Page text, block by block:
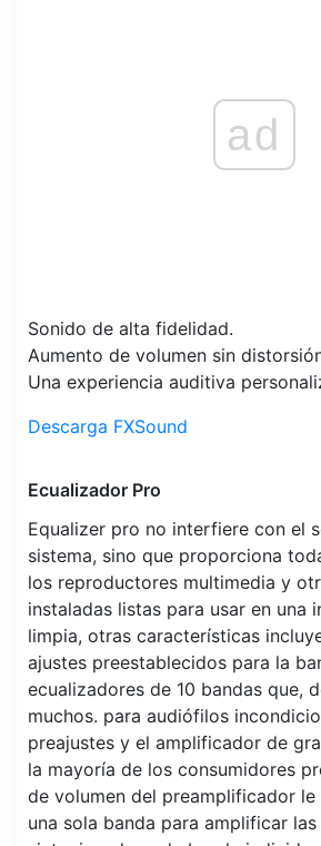
ad
Sonido de alta fidelidad.
Aumento de volumen sin
Una experiencia auditiva
Descarga FXSound
Ecualizador Pro
Equalizer pro no interfiere con el
sistema, sino que proporciona
los reproductores multimedia y
instaladas listas para usar en una
limpia, otras características
ajustes preestablecidos para la
ecualizadores de 10 bandas que,
muchos. para audiófilos
preajustes y el amplificador de
la mayoría de los consumidores
de volumen del preamplificador
una sola banda para amplificar